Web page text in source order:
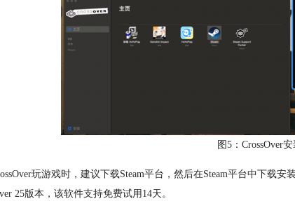
图5：CrossOver
玩游戏时，建议下载Steam平台，然后在Steam平台中下载
25版本，该软件支持免费试用14天。